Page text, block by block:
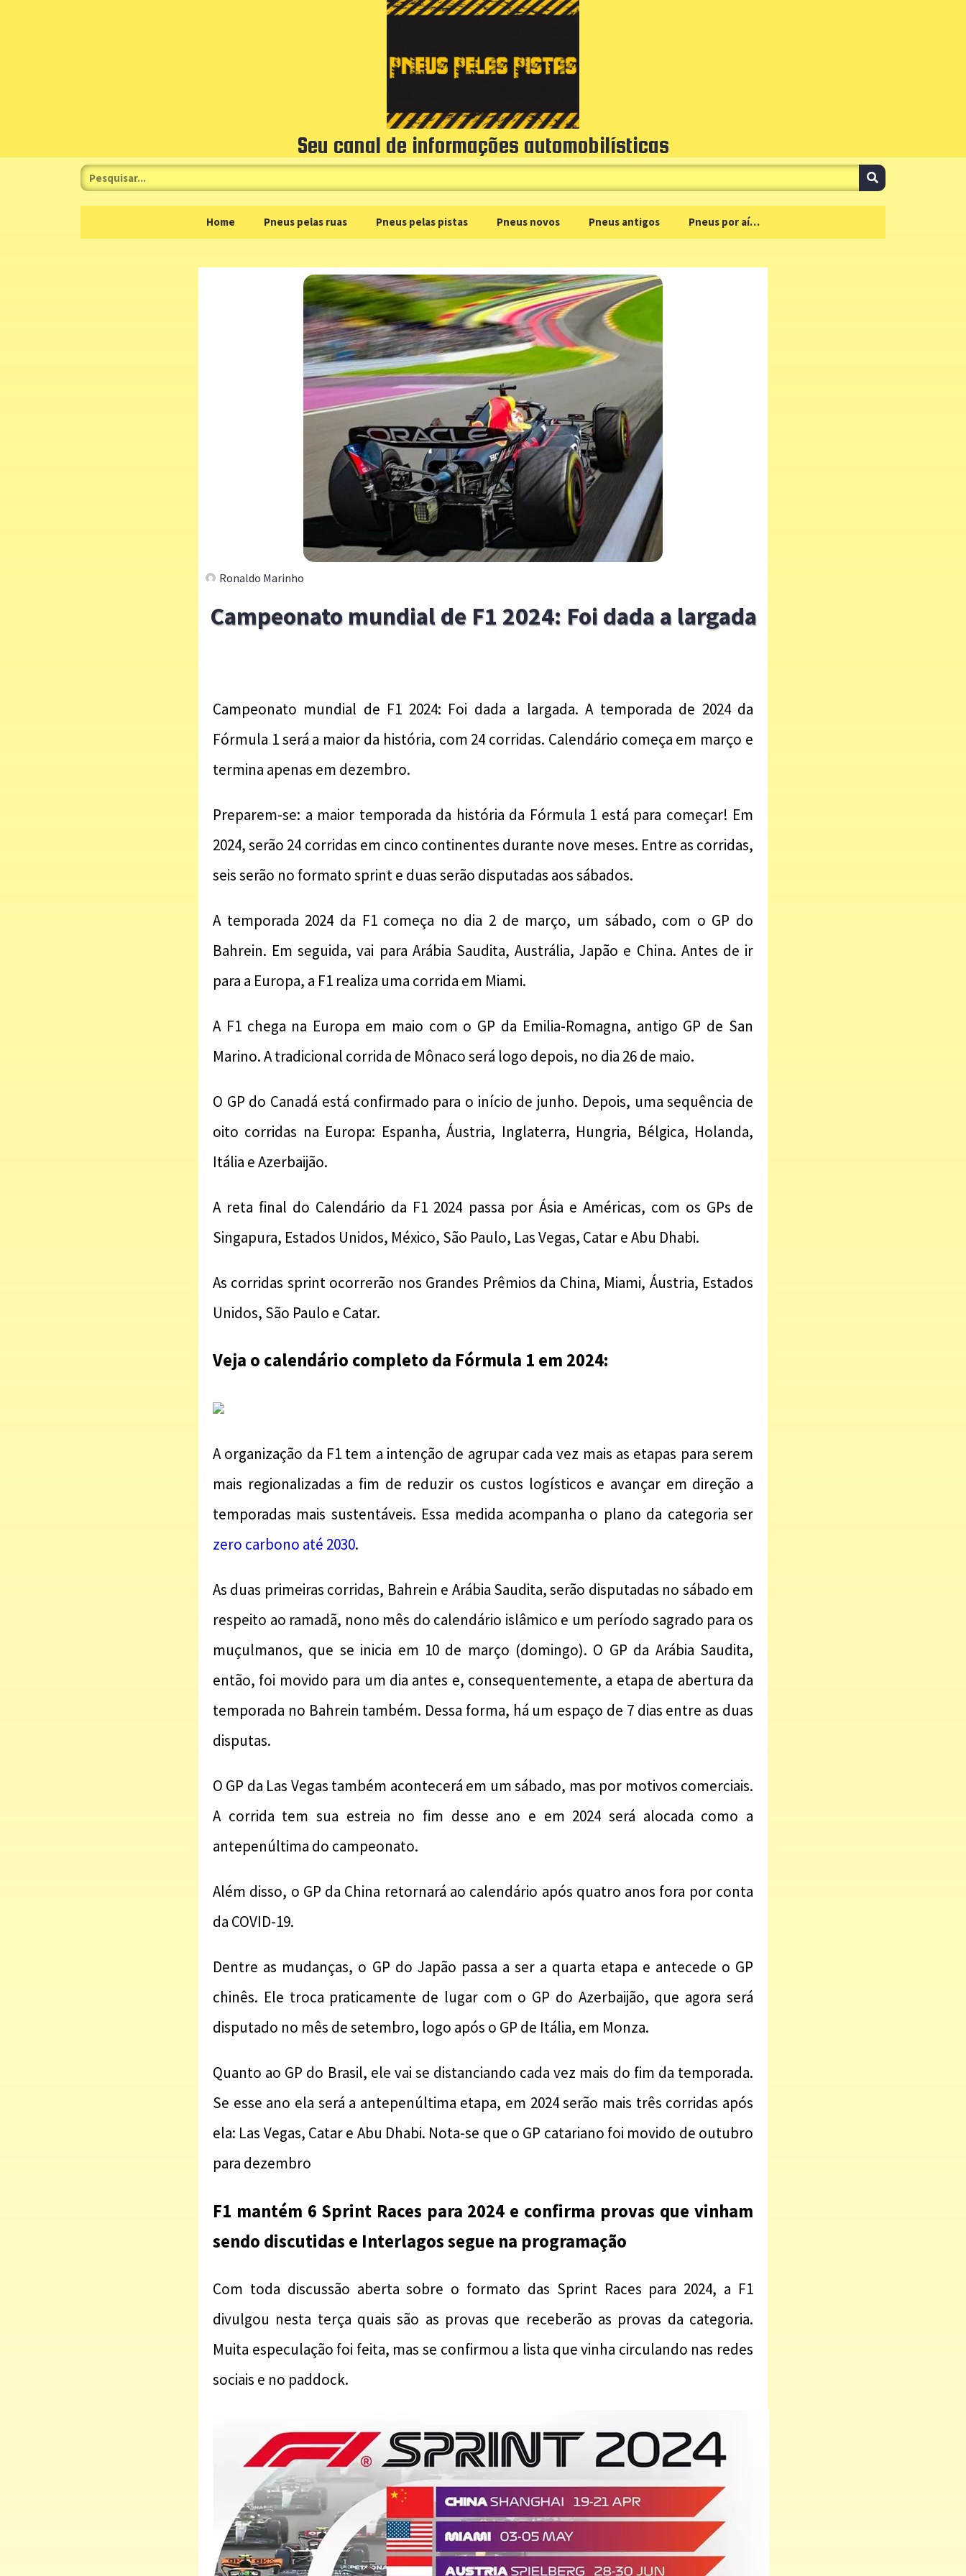
Seu canal de informações automobilísticas
Home Pneus pelas ruas Pneus pelas pistas Pneus novos Pneus antigos Pneus por aí…
Ronaldo Marinho
Campeonato mundial de F1 2024: Foi dada a largada
Campeonato mundial de F1 2024: Foi dada a largada. A temporada de 2024 da
Fórmula 1 será a maior da história, com 24 corridas. Calendário começa em março e
termina apenas em dezembro.
Preparem-se: a maior temporada da história da Fórmula 1 está para começar! Em
2024, serão 24 corridas em cinco continentes durante nove meses. Entre as corridas,
seis serão no formato sprint e duas serão disputadas aos sábados.
A temporada 2024 da F1 começa no dia 2 de março, um sábado, com o GP do
Bahrein. Em seguida, vai para Arábia Saudita, Austrália, Japão e China. Antes de ir
para a Europa, a F1 realiza uma corrida em Miami.
A F1 chega na Europa em maio com o GP da Emilia-Romagna, antigo GP de San
Marino. A tradicional corrida de Mônaco será logo depois, no dia 26 de maio.
O GP do Canadá está confirmado para o início de junho. Depois, uma sequência de
oito corridas na Europa: Espanha, Áustria, Inglaterra, Hungria, Bélgica, Holanda,
Itália e Azerbaijão.
A reta final do Calendário da F1 2024 passa por Ásia e Américas, com os GPs de
Singapura, Estados Unidos, México, São Paulo, Las Vegas, Catar e Abu Dhabi.
As corridas sprint ocorrerão nos Grandes Prêmios da China, Miami, Áustria, Estados
Unidos, São Paulo e Catar.
Veja o calendário completo da Fórmula 1 em 2024:
A organização da F1 tem a intenção de agrupar cada vez mais as etapas para serem
mais regionalizadas a fim de reduzir os custos logísticos e avançar em direção a
temporadas mais sustentáveis. Essa medida acompanha o plano da categoria ser
zero carbono até 2030.
As duas primeiras corridas, Bahrein e Arábia Saudita, serão disputadas no sábado em
respeito ao ramadã, nono mês do calendário islâmico e um período sagrado para os
muçulmanos, que se inicia em 10 de março (domingo). O GP da Arábia Saudita,
então, foi movido para um dia antes e, consequentemente, a etapa de abertura da
temporada no Bahrein também. Dessa forma, há um espaço de 7 dias entre as duas
disputas.
O GP da Las Vegas também acontecerá em um sábado, mas por motivos comerciais.
A corrida tem sua estreia no fim desse ano e em 2024 será alocada como a
antepenúltima do campeonato.
Além disso, o GP da China retornará ao calendário após quatro anos fora por conta
da COVID-19.
Dentre as mudanças, o GP do Japão passa a ser a quarta etapa e antecede o GP
chinês. Ele troca praticamente de lugar com o GP do Azerbaijão, que agora será
disputado no mês de setembro, logo após o GP de Itália, em Monza.
Quanto ao GP do Brasil, ele vai se distanciando cada vez mais do fim da temporada.
Se esse ano ela será a antepenúltima etapa, em 2024 serão mais três corridas após
ela: Las Vegas, Catar e Abu Dhabi. Nota-se que o GP catariano foi movido de outubro
para dezembro
F1 mantém 6 Sprint Races para 2024 e confirma provas que vinham
sendo discutidas e Interlagos segue na programação
Com toda discussão aberta sobre o formato das Sprint Races para 2024, a F1
divulgou nesta terça quais são as provas que receberão as provas da categoria.
Muita especulação foi feita, mas se confirmou a lista que vinha circulando nas redes
sociais e no paddock.